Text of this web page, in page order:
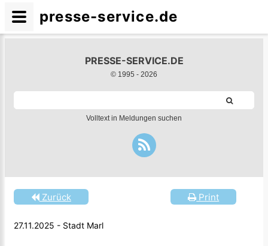
PRESSE-SERVICE.DE
© 1995 - 2026
Volltext in Meldungen suchen
Print
Zurück
27.11.2025 - Stadt Marl
presse-service.de